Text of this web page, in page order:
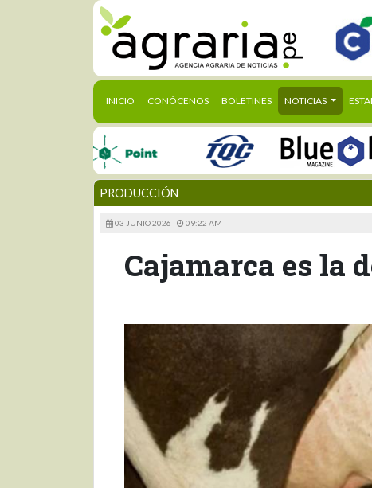
INICIO (CURRENT)
CONÓCENOS BOLETINES NOTICIAS
PRODUCCIÓN
03 JUNIO 2026 | 09:22 AM
Cajamarca es la